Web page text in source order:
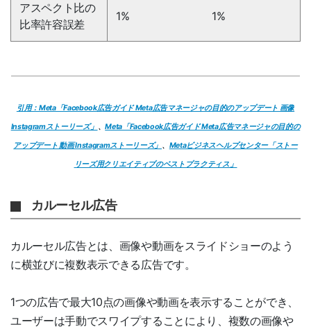
アスペクト比の
比率許容誤差
1% 1%
引用：Meta「Facebook広告ガイド Meta広告マネージャの目的のアップデート 画像
Instagramストーリーズ」 、Meta「Facebook広告ガイド Meta広告マネージャの目的の
アップデート 動画 Instagramストーリーズ」 、 Metaビジネスヘルプセンター「ストー
リーズ用クリエイティブのベストプラクティス」
カルーセル広告
カルーセル広告とは、画像や動画をスライドショーのよう
に横並びに複数表示できる広告です。
1つの広告で最大10点の画像や動画を表示することができ、
ユーザーは手動でスワイプすることにより、複数の画像や